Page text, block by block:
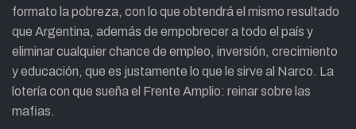
formato la pobreza, con lo que obtendrá el mismo resultado
que Argentina, además de empobrecer a todo el país y
eliminar cualquier chance de empleo, inversión, crecimiento
y educación, que es justamente lo que le sirve al Narco. La
lotería con que sueña el Frente Amplio: reinar sobre las
mafias.